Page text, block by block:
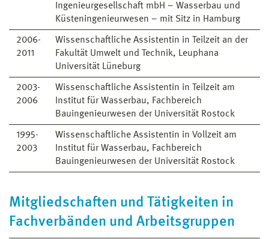
Ingenieurgesellschaft mbH – Wasserbau und
Küsteningenieurwesen – mit Sitz in Hamburg
2006-
2011
Wissenschaftliche Assistentin in Teilzeit an der
Fakultät Umwelt und Technik, Leuphana
Universität Lüneburg
2003-
2006
Wissenschaftliche Assistentin in Teilzeit am
Institut für Wasserbau, Fachbereich
Bauingenieurwesen der Universität Rostock
1995-
2003
Wissenschaftliche Assistentin in Vollzeit am
Institut für Wasserbau, Fachbereich
Bauingenieurwesen der Universität Rostock
Mitgliedschaften und Tätigkeiten in
Fachverbänden und Arbeitsgruppen